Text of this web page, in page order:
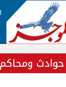
حوادث ومحاكم